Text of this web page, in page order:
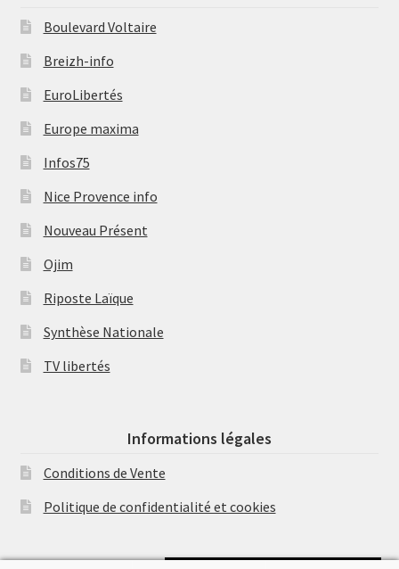
Boulevard Voltaire
Breizh-info
EuroLibertés
Europe maxima
Infos75
Nice Provence info
Nouveau Présent
Ojim
Riposte Laïque
Synthèse Nationale
TV libertés
Informations légales
Conditions de Vente
Politique de confidentialité et cookies